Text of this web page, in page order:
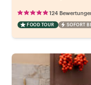
124
FOOD TOUR SOFORT